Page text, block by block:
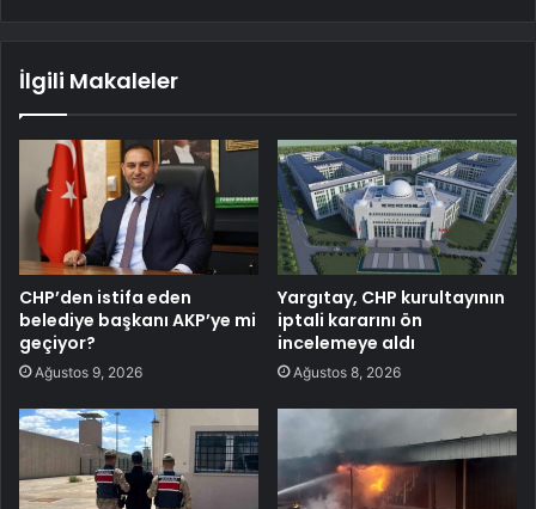
İlgili Makaleler
CHP’den istifa eden
belediye başkanı AKP’ye mi
geçiyor?
Ağustos 9, 2026
Yargıtay, CHP kurultayının
iptali kararını ön
incelemeye aldı
Ağustos 8, 2026